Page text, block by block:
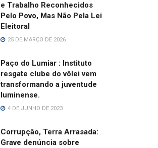
e Trabalho Reconhecidos
Pelo Povo, Mas Não Pela Lei
Eleitoral
25 DE MARÇO DE 2026
Paço do Lumiar : Instituto
resgate clube do vôlei vem
transformando a juventude
luminense.
4 DE JUNHO DE 2023
Corrupção, Terra Arrasada:
Grave denúncia sobre